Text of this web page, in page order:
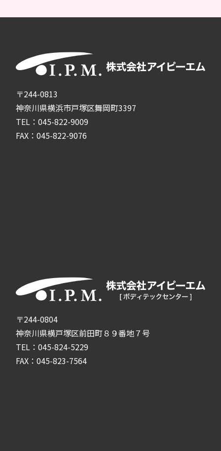
〒244-0813
神奈川県横浜市戸塚区舞岡町3397
TEL：045-822-9009
FAX：045-822-9076
〒244-0804
神奈川県横戸塚区前田町８９番地７号
TEL：045-824-5229
FAX：045-823-7564